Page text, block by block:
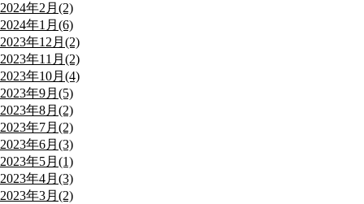
2024年2月(2)
2024年1月(6)
2023年12月(2)
2023年11月(2)
2023年10月(4)
2023年9月(5)
2023年8月(2)
2023年7月(2)
2023年6月(3)
2023年5月(1)
2023年4月(3)
2023年3月(2)